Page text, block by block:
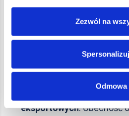
Zezwól na
Spersonalizuj
Odmowa
Swobodny przepływ
Jednolitego Rynku UE:
pozwala na wprowadzanie
eksportowych: Obecność